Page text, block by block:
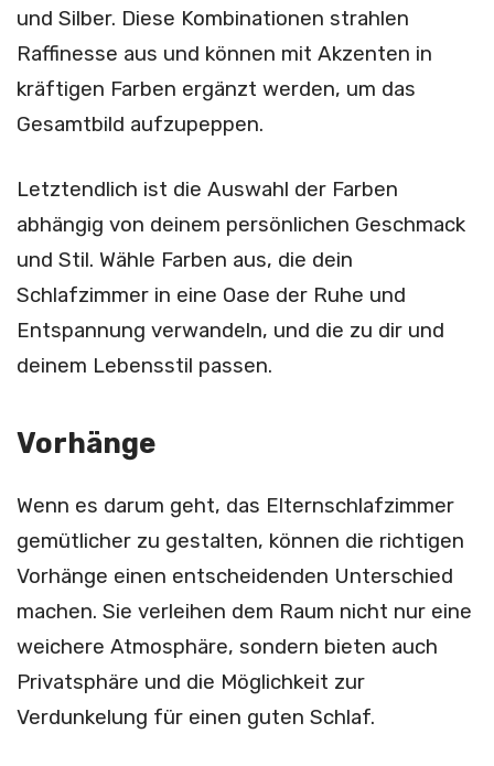
und Silber. Diese Kombinationen strahlen
Raffinesse aus und können mit Akzenten in
kräftigen Farben ergänzt werden, um das
Gesamtbild aufzupeppen.
Letztendlich ist die Auswahl der Farben
abhängig von deinem persönlichen Geschmack
und Stil. Wähle Farben aus, die dein
Schlafzimmer in eine Oase der Ruhe und
Entspannung verwandeln, und die zu dir und
deinem Lebensstil passen.
Vorhänge
Wenn es darum geht, das Elternschlafzimmer
gemütlicher zu gestalten, können die richtigen
Vorhänge einen entscheidenden Unterschied
machen. Sie verleihen dem Raum nicht nur eine
weichere Atmosphäre, sondern bieten auch
Privatsphäre und die Möglichkeit zur
Verdunkelung für einen guten Schlaf.